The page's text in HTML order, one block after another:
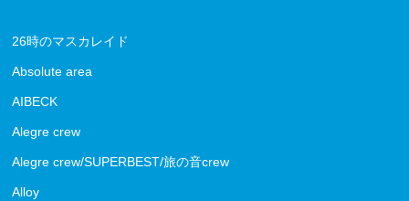
26時のマスカレイド
Absolute area
AIBECK
Alegre crew
Alegre crew/SUPERBEST/旅の音crew
Alloy